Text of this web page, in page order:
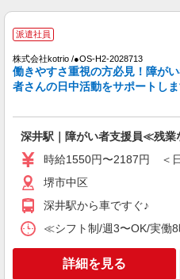
派遣社員
株式会社kotrio /●OS-H2-2028713
働きやすさ重視の方必見！障が
者さんの日中活動をサポートしま
深井駅｜障がい者支援員≪残
時給1550円〜2187円 ＜
堺市中区
深井駅から車ですぐ♪
≪シフト制/週3〜OK/実
詳細を見る